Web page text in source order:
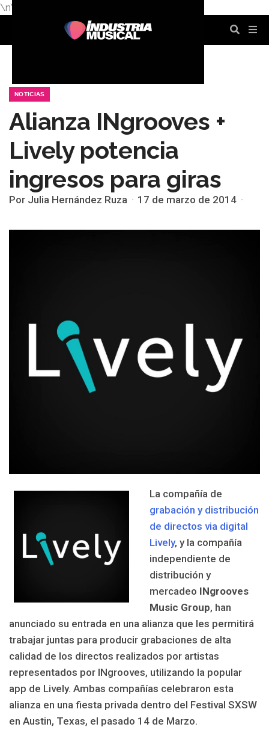
\n\n
NOTICIAS
Alianza INgrooves +
Lively potencia
ingresos para giras
Por Julia Hernández Ruza 17 de marzo de 2014
La compañía de
grabación y distribución
de directos via digital
Lively, y la compañía
independiente de
distribución y
mercadeo INgrooves
Music Group, han
anunciado su entrada en una alianza que les permitirá
trabajar juntas para producir grabaciones de alta
calidad de los directos realizados por artistas
representados por INgrooves, utilizando la popular
app de Lively. Ambas compañías celebraron esta
alianza en una fiesta privada dentro del Festival SXSW
en Austin, Texas, el pasado 14 de Marzo.